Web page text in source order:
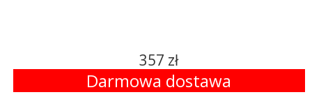
357 zł
Darmowa dostawa